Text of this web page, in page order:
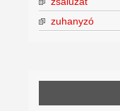
zuhanyzó